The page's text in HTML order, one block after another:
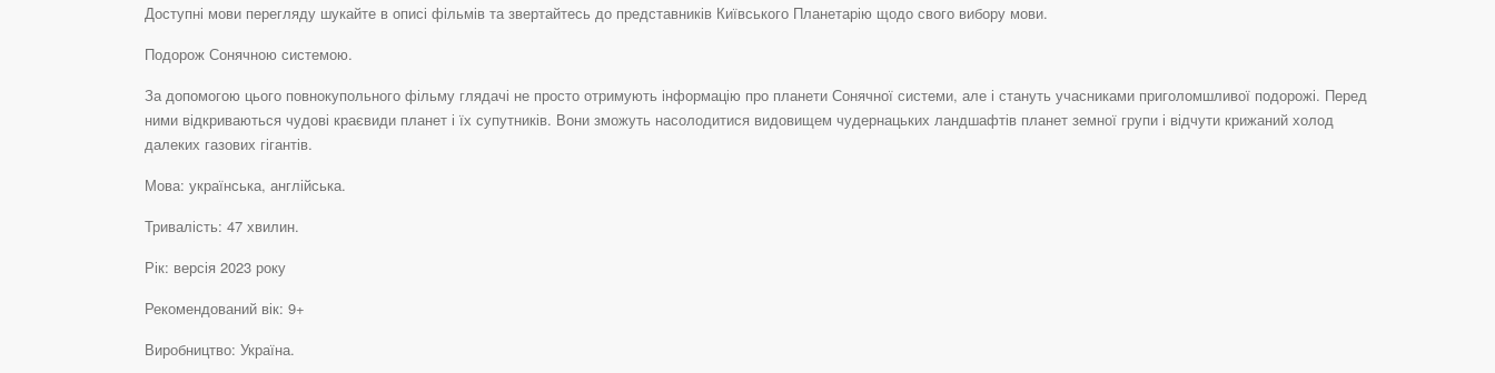
Доступні мови перегляду шукайте в описі фільмів та звертайтесь до представників Київського Планетарію щодо свого вибору мови.
Подорож Сонячною системою.
За допомогою цього повнокупольного фільму глядачі не просто отримують інформацію про планети Сонячної системи, але і стануть учасниками приголомшливої подорожі. Перед
ними відкриваються чудові краєвиди планет і їх супутників. Вони зможуть насолодитися видовищем чудернацьких ландшафтів планет земної групи і відчути крижаний холод
далеких газових гігантів.
Мова: українська, англійська.
Тривалість: 47 хвилин.
Рік: версія 2023 року
Рекомендований вік: 9+
Виробництво: Україна.